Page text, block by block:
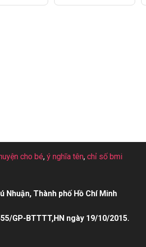
cho bé, ý nghĩa tên, chỉ số bmi
Nhuận, Thành phố Hồ Chí Minh
GP-BTTTT,HN ngày 19/10/2015.